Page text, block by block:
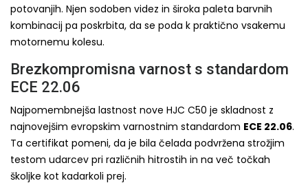
potovanjih. Njen sodoben videz in široka paleta barvnih
kombinacij pa poskrbita, da se poda k praktično vsakemu
motornemu kolesu.
Brezkompromisna varnost s standardom
ECE 22.06
Najpomembnejša lastnost nove HJC C50 je skladnost z
najnovejšim evropskim varnostnim standardom ECE 22.06.
Ta certifikat pomeni, da je bila čelada podvržena strožjim
testom udarcev pri različnih hitrostih in na več točkah
školjke kot kadarkoli prej.